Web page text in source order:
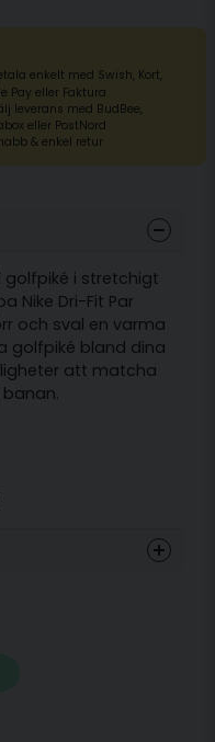
enkelt med Swish, Kort,
Pay eller Faktura
leverans med BudBee,
eller PostNord
& enkel retur
golfpiké i stretchigt
Nike Dri-Fit Par
och sval en varma
golfpiké bland dina
att matcha
% spandex